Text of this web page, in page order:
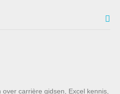
carrière gidsen, Excel kennis,